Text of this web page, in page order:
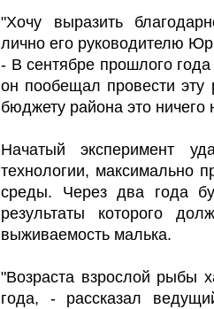
"Хочу выразить
лично его руководителю
- В сентябре прошлого
он пообещал провести
бюджету района это ничего
Начатый эксперимент
технологии, максимально
среды. Через два года
результаты которого
выживаемость малька.
"Возраста взрослой рыбы
года, - рассказал